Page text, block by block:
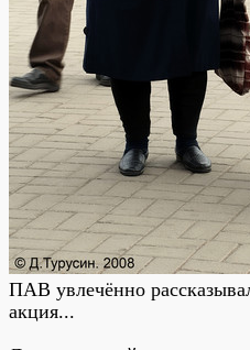
ПАВ увлечённо
акция...